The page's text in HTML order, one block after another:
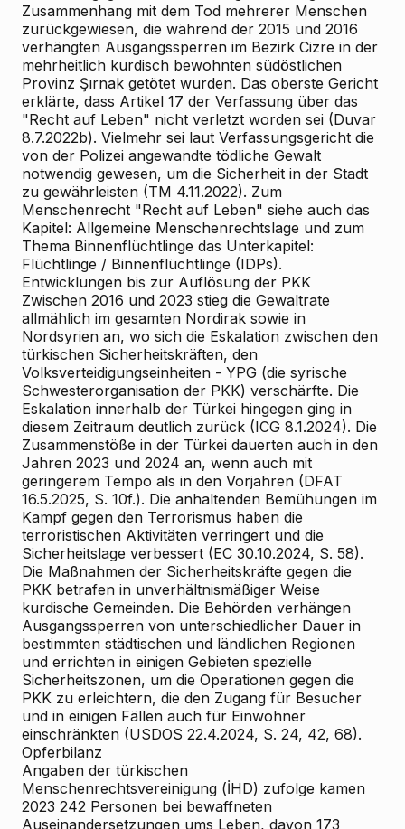
Zusammenhang mit dem Tod mehrerer Menschen
zurückgewiesen, die während der 2015 und 2016
verhängten Ausgangssperren im Bezirk Cizre in der
mehrheitlich kurdisch bewohnten südöstlichen
Provinz Şırnak getötet wurden. Das oberste Gericht
erklärte, dass Artikel 17 der Verfassung über das
"Recht auf Leben" nicht verletzt worden sei (Duvar
8.7.2022b). Vielmehr sei laut Verfassungsgericht die
von der Polizei angewandte tödliche Gewalt
notwendig gewesen, um die Sicherheit in der Stadt
zu gewährleisten (TM 4.11.2022). Zum
Menschenrecht "Recht auf Leben" siehe auch das
Kapitel: Allgemeine Menschenrechtslage und zum
Thema Binnenflüchtlinge das Unterkapitel:
Flüchtlinge / Binnenflüchtlinge (IDPs).
Entwicklungen bis zur Auflösung der PKK
Zwischen 2016 und 2023 stieg die Gewaltrate
allmählich im gesamten Nordirak sowie in
Nordsyrien an, wo sich die Eskalation zwischen den
türkischen Sicherheitskräften, den
Volksverteidigungseinheiten - YPG (die syrische
Schwesterorganisation der PKK) verschärfte. Die
Eskalation innerhalb der Türkei hingegen ging in
diesem Zeitraum deutlich zurück (ICG 8.1.2024). Die
Zusammenstöße in der Türkei dauerten auch in den
Jahren 2023 und 2024 an, wenn auch mit
geringerem Tempo als in den Vorjahren (DFAT
16.5.2025, S. 10f.). Die anhaltenden Bemühungen im
Kampf gegen den Terrorismus haben die
terroristischen Aktivitäten verringert und die
Sicherheitslage verbessert (EC 30.10.2024, S. 58).
Die Maßnahmen der Sicherheitskräfte gegen die
PKK betrafen in unverhältnismäßiger Weise
kurdische Gemeinden. Die Behörden verhängen
Ausgangssperren von unterschiedlicher Dauer in
bestimmten städtischen und ländlichen Regionen
und errichten in einigen Gebieten spezielle
Sicherheitszonen, um die Operationen gegen die
PKK zu erleichtern, die den Zugang für Besucher
und in einigen Fällen auch für Einwohner
einschränkten (USDOS 22.4.2024, S. 24, 42, 68).
Opferbilanz
Angaben der türkischen
Menschenrechtsvereinigung (İHD) zufolge kamen
2023 242 Personen bei bewaffneten
Auseinandersetzungen ums Leben, davon 173